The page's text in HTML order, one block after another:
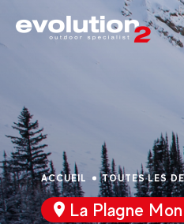
ACCUEIL TOUTES LES
La Plagne